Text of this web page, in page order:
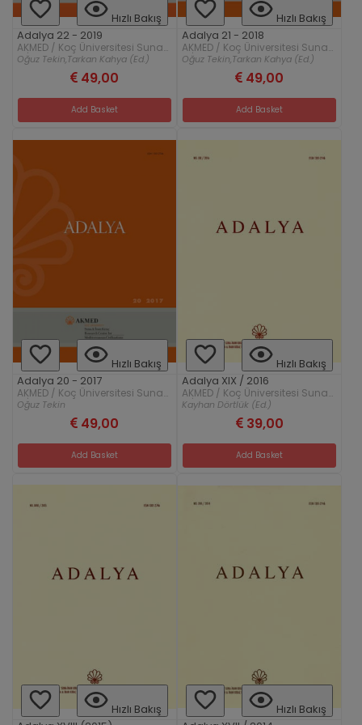
Hızlı Bakış
Adalya 22 - 2019
AKMED / Koç Üniversitesi Suna
& İnan Kıraç Akdeniz
Medeniyetleri Araştırma Merkezi
Oğuz Tekin,Tarkan Kahya (Ed.)
49,00
Add Basket
Hızlı Bakış
Adalya 21 - 2018
AKMED / Koç Üniversitesi Suna
& İnan Kıraç Akdeniz
Medeniyetleri Araştırma Merkezi
Oğuz Tekin,Tarkan Kahya (Ed.)
49,00
Add Basket
Hızlı Bakış
Adalya 20 - 2017
AKMED / Koç Üniversitesi Suna
& İnan Kıraç Akdeniz
Medeniyetleri Araştırma Merkezi
Oğuz Tekin
49,00
Add Basket
Hızlı Bakış
Adalya XIX / 2016
AKMED / Koç Üniversitesi Suna
& İnan Kıraç Akdeniz
Medeniyetleri Araştırma Merkezi
Kayhan Dörtlük (Ed.)
39,00
Add Basket
Hızlı Bakış
Hızlı Bakış